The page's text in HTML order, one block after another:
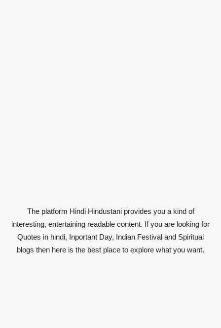
The platform Hindi Hindustani provides you a kind of
interesting, entertaining readable content. If you are looking for
Quotes in hindi, Inportant Day, Indian Festival and Spiritual
blogs then here is the best place to explore what you want.